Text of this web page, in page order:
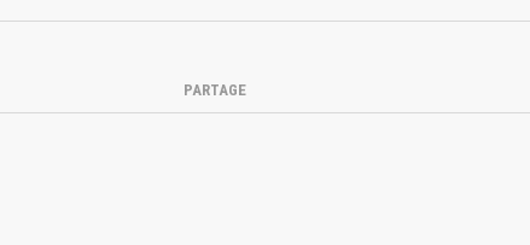
PARTAGE